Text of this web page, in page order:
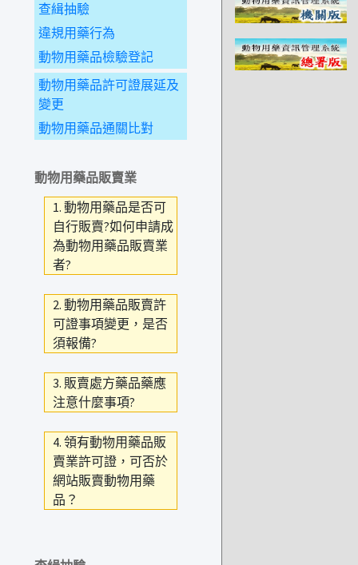
查緝抽驗
違規用藥行為
動物用藥品檢驗登記
動物用藥品許可證展延及
變更
動物用藥品通關比對
動物用藥品販賣業
1. 動物用藥品是否可
自行販賣?如何申請成
為動物用藥品販賣業
者?
2. 動物用藥品販賣許
可證事項變更，是否
須報備?
3. 販賣處方藥品藥應
注意什麼事項?
4. 領有動物用藥品販
賣業許可證，可否於
網站販賣動物用藥
品？